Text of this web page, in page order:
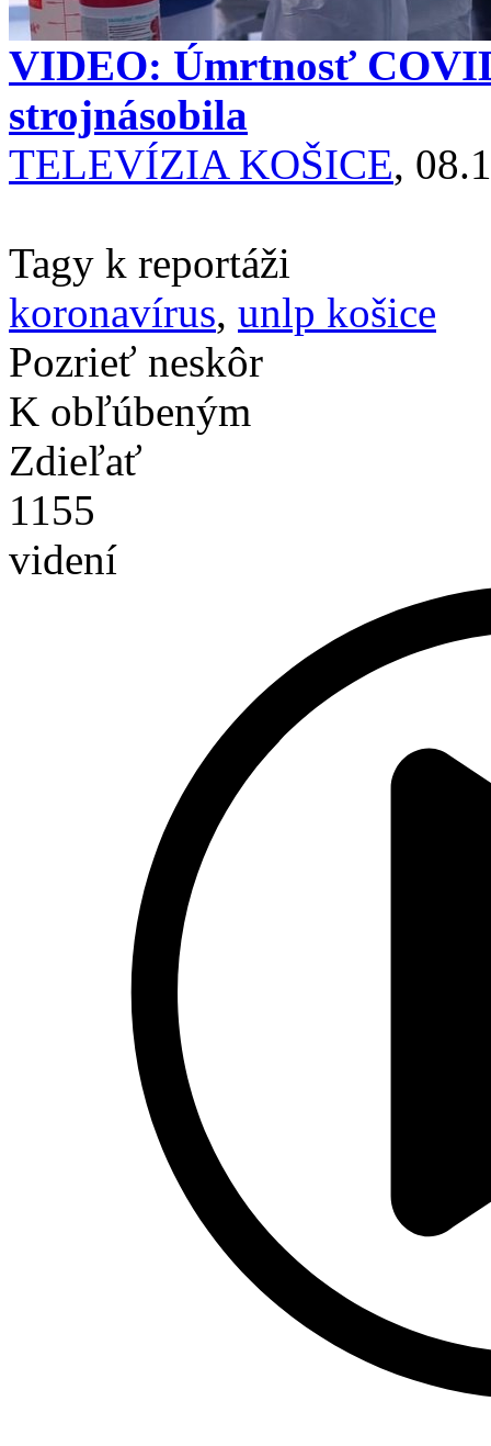
VIDEO: Úmrtnosť
strojnásobila
TELEVÍZIA KOŠICE,
Tagy k reportáži
koronavírus, unlp košice
Pozrieť neskôr
K obľúbeným
Zdieľať
1155
videní